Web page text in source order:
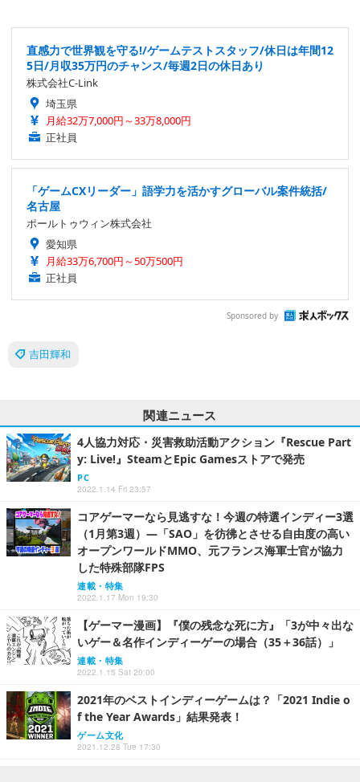
直感力で世界観を守る!/ゲームテストスタッフ/休日は年間12
5日/月収35万円のチャンス/毎週2日の休日あり
株式会社C-Link
埼玉県
月給32万7,000円～33万8,000円
正社員
「ゲームCXリーダー」語学力を活かすグローバル案件統括/
名古屋
ポールトゥウィン株式会社
愛知県
月給33万6,700円～50万500円
正社員
Sponsored by
吉田輝和
関連ニュース
4人協力対応・災害救助活動アクション『Rescue Part
y: Live!』SteamとEpic Gamesストアで発売
PC
2022.1.14 Fri 23:57
コアゲーマーなら見逃すな！今週の特選インディー3選
（1月第3週）―「SAO」を彷彿とさせる自由度の高い
オープンワールドMMO、元フランス海軍士官が協力
した特殊部隊FPS
連載・特集
2022.1.17 Mon 19:30
【ゲーマー漫画】『僕の残念な死に方』「3が中々出な
いゲー＆名作インディーゲーの場合（35＋36話）」
連載・特集
2022.1.15 Sat 20:00
2021年のベストインディーゲームは？「2021 Indie o
f the Year Awards」結果発表！
ゲーム文化
2021.12.28 Tue 17:30